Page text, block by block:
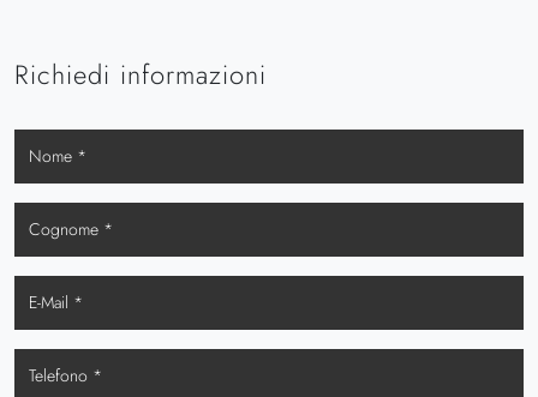
Richiedi informazioni